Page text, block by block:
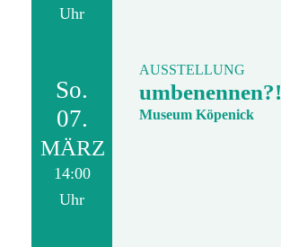
Uhr
So.
07.
MÄRZ
14:00
Uhr
AUSSTELLUNG
umbenennen?!
Museum Köpenick